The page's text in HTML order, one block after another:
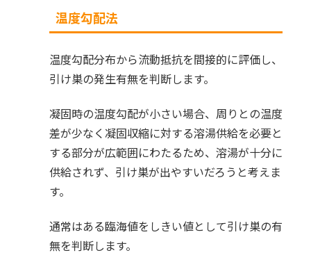
温度勾配法
温度勾配分布から流動抵抗を間接的に評価し、
引け巣の発生有無を判断します。
凝固時の温度勾配が小さい場合、周りとの温度
差が少なく凝固収縮に対する溶湯供給を必要と
する部分が広範囲にわたるため、溶湯が十分に
供給されず、引け巣が出やすいだろうと考えま
す。
通常はある臨海値をしきい値として引け巣の有
無を判断します。